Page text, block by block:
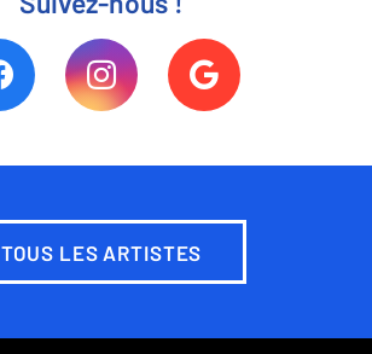
Suivez-nous !
TOUS LES ARTISTES